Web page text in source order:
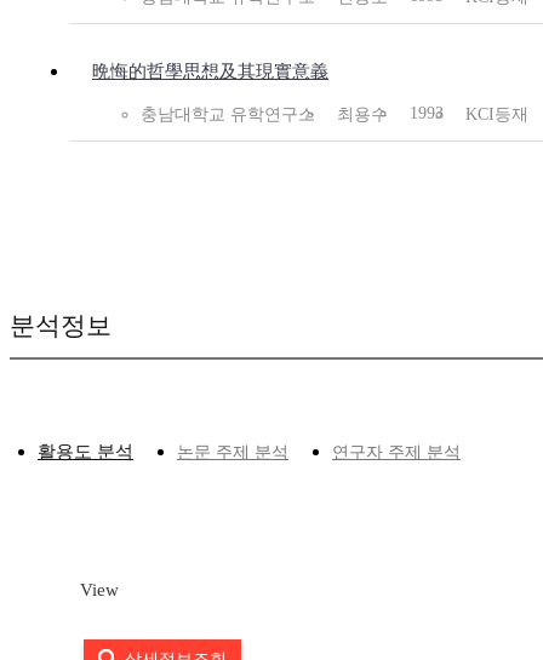
晩悔的哲學思想及其現實意義
충남대학교 유학연구소 최용수 1993 KCI등재
분석정보
활용도 분석 논문 주제 분석 연구자 주제 분석
View